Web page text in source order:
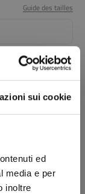
sui cookie
ed
media e per
inoltre
Guide des tailles
DE TAILLE SUR